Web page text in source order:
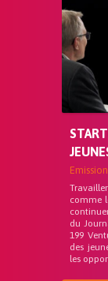
comme
du
199
des
les